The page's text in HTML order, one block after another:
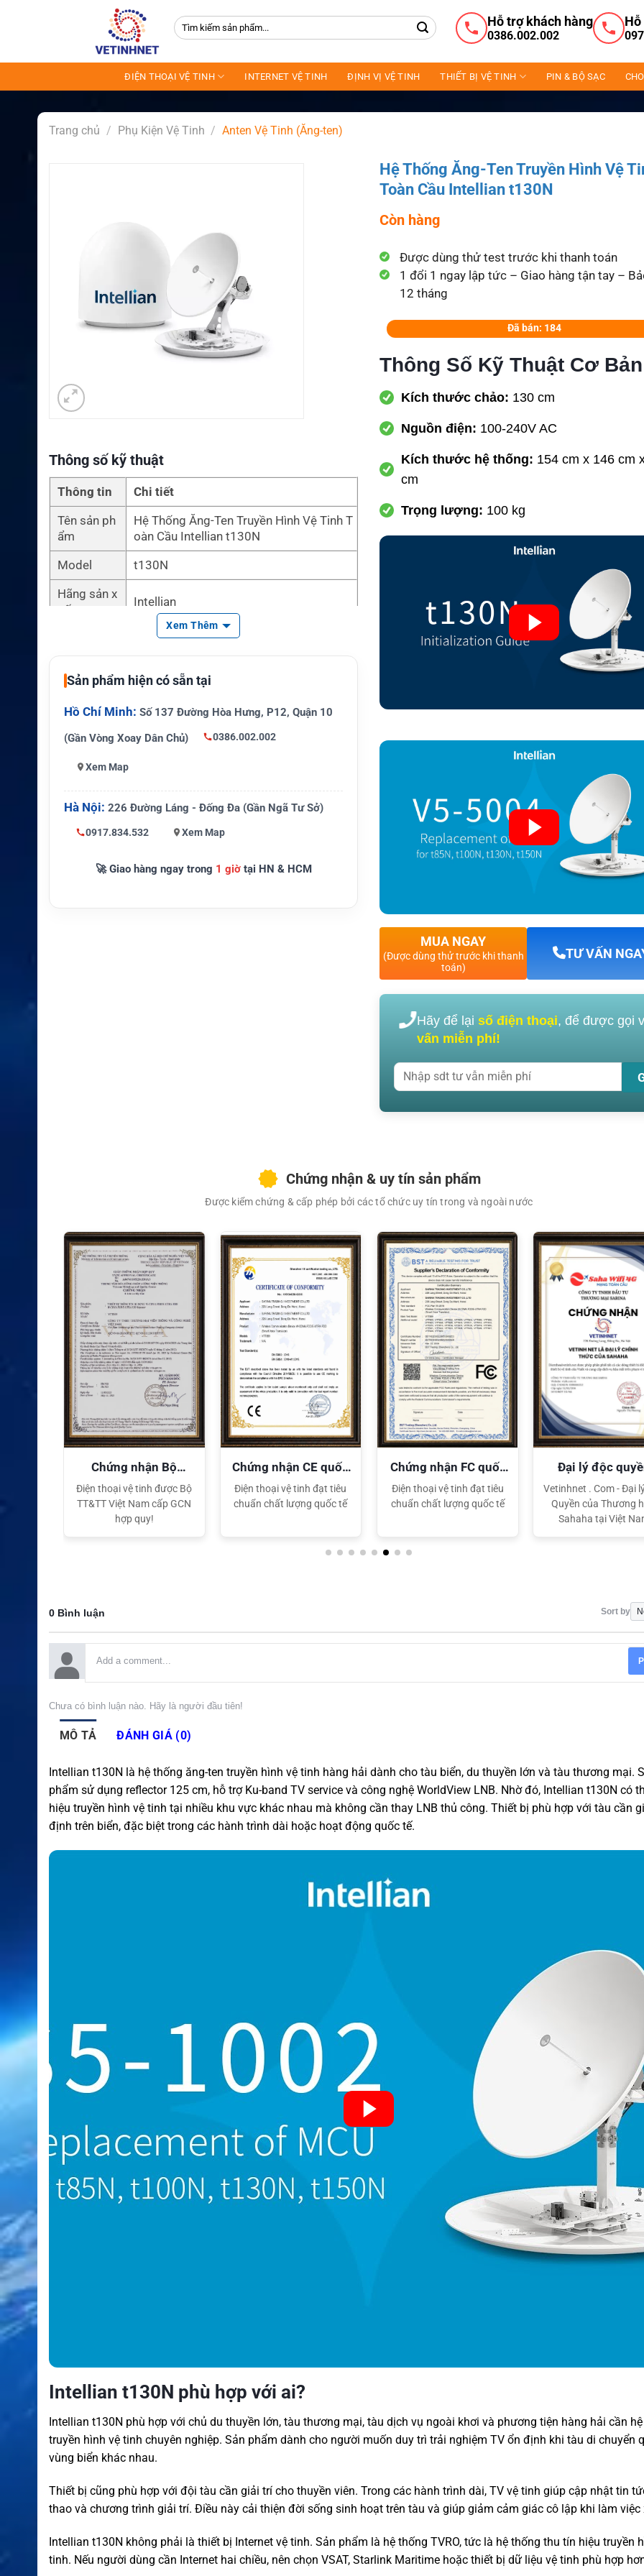
Tìm
kiếm:
Hỗ trợ khách hàng
0386.002.002
Hỗ
ĐIỆN THOẠI VỆ TINH INTERNET VỆ TINH ĐỊNH VỊ VỆ TINH THIẾT BỊ VỆ TINH PIN & BỘ SẠC
Trang chủ / Phụ Kiện Vệ Tinh / Anten Vệ Tinh (Ăng-ten)
Thông số kỹ thuật
Thông tin
Chi tiết
Tên sản ph
ẩm
Hệ Thống Ăng-Ten Truyền Hình Vệ Tinh T
oàn Cầu Intellian t130N
Model
t130N
Hãng sản x
uất
Intellian
Ăng-ten truyền hình vệ tinh hàng hải TVR
Đường kín
125 cm
radome
172.4 x 168.1 cm
Trọng lượn
g anten
Dải băng tầ
Ku-band
Tính năng
quan trọng
WorldView LNB, DVB-S2, AptusNTV, ACU
WiFi, azimuth không giới hạn
Xem Thêm
Sản phẩm hiện có sẵn tại
Hồ Chí Minh: Số 137 Đường Hòa Hưng, P12, Quận 10
(Gần Vòng Xoay Dân Chủ)
0386.002.002
Xem Map
Hà Nội: 226 Đường Láng - Đống Đa (Gần Ngã Tư Sở)
0917.834.532 Xem Map
🚀 Giao hàng ngay trong 1 giờtại HN & HCM
Hệ Thống Ăng-Ten Truyền Hình Vệ
Toàn Cầu Intellian t130N
Còn hàng
Được dùng thử test trước khi thanh toán
1 đổi 1 ngay lập tức – Giao hàng tận tay –
12 tháng
Đã bán: 184
Thông Số Kỹ Thuật Cơ Bản
Kích thước chảo: 130 cm
Nguồn điện: 100-240V AC
Kích thước hệ thống: 154 cm x 146 cm
cm
Trọng lượng: 100 kg
MUA NGAY
(Được dùng thử trước khi thanh
toán)
TƯ VẤN
Hãy để lạisố điện thoại, để được gọi
vấn miễn phí!
Chứng nhận & uy tín sản phẩm
Được kiểm chứng & cấp phép bởi các tổ chức uy tín trong và ngoài nước
Chứng nhận Bộ
TT&TT
Điện thoại vệ tinh được Bộ
TT&TT Việt Nam cấp GCN
hợp quy!
Chứng nhận CE quốc
tế
Điện thoại vệ tinh đạt tiêu
chuẩn chất lượng quốc tế
Chứng nhận FC quốc
tế
Điện thoại vệ tinh đạt tiêu
chuẩn chất lượng quốc tế
Đại lý độc
Sahaha
Vetinhnet . Com - Đại
Quyền của Thương
Sahaha tại Việt
0 Bình luận Sort by
Chưa có bình luận nào. Hãy là người đầu tiên!
MÔ TẢ ĐÁNH GIÁ (0)
Intellian t130N là hệ thống ăng-ten truyền hình vệ tinh hàng hải dành cho tàu biển, du thuyền lớn và tàu thương mại.
phẩm sử dụng reflector 125 cm, hỗ trợ Ku-band TV service và công nghệ WorldView LNB. Nhờ đó, Intellian t130N có
hiệu truyền hình vệ tinh tại nhiều khu vực khác nhau mà không cần thay LNB thủ công. Thiết bị phù hợp với tàu cần
định trên biển, đặc biệt trong các hành trình dài hoặc hoạt động quốc tế.
Intellian t130N phù hợp với ai?
Intellian t130N phù hợp với chủ du thuyền lớn, tàu thương mại, tàu dịch vụ ngoài khơi và phương tiện hàng hải cần
truyền hình vệ tinh chuyên nghiệp. Sản phẩm dành cho người muốn duy trì trải nghiệm TV ổn định khi tàu di chuyển
vùng biển khác nhau.
Thiết bị cũng phù hợp với đội tàu cần giải trí cho thuyền viên. Trong các hành trình dài, TV vệ tinh giúp cập nhật tin
thao và chương trình giải trí. Điều này cải thiện đời sống sinh hoạt trên tàu và giúp giảm cảm giác cô lập khi làm việc
Intellian t130N không phải là thiết bị Internet vệ tinh. Sản phẩm là hệ thống TVRO, tức là hệ thống thu tín hiệu truyền
tinh. Nếu người dùng cần Internet hai chiều, nên chọn VSAT, Starlink Maritime hoặc thiết bị dữ liệu vệ tinh phù hợp